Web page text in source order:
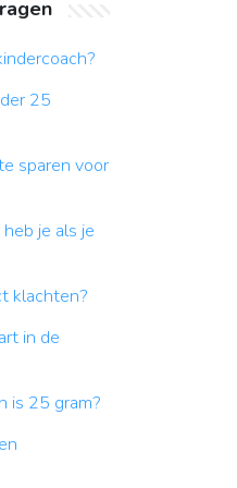
25
sparen voor
je als je
klachten?
in de
is 25 gram?